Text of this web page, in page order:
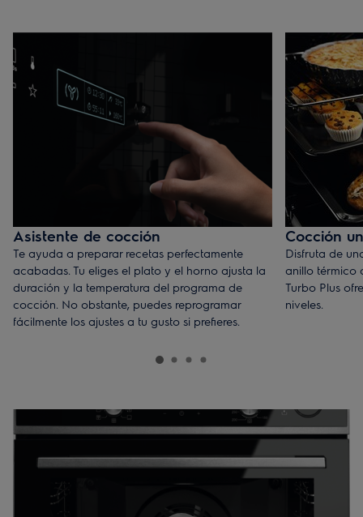
Asistente de cocción
Te ayuda a preparar recetas perfectamente
acabadas. Tu eliges el plato y el horno ajusta la
duración y la temperatura del programa de
cocción. No obstante, puedes reprogramar
fácilmente los ajustes a tu gusto si prefieres.
Cocción
Disfruta de
anillo térmico
Turbo Plus
niveles.